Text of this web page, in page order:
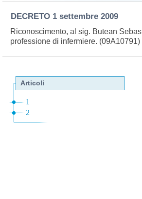
DECRETO 1 settembre 2009
Riconoscimento, al sig. Butean
professione di infermiere. (09A10791)